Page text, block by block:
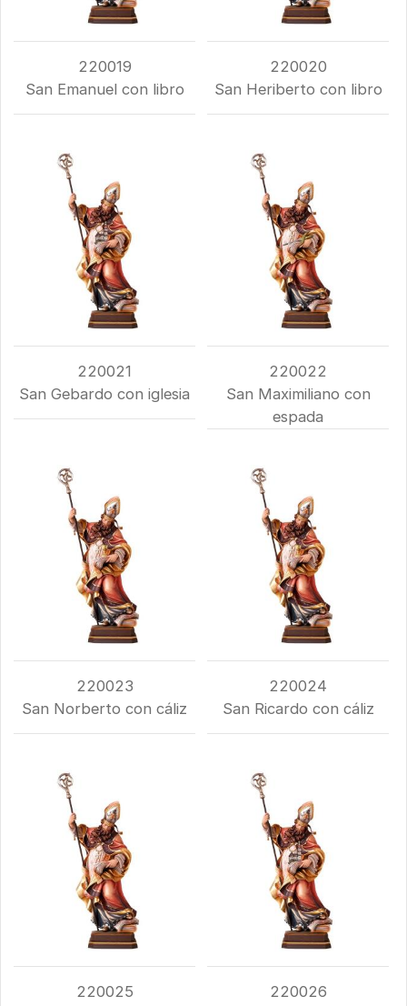
220019
San Emanuel con libro
220020
San Heriberto con libro
220021
San Gebardo con iglesia
220022
San Maximiliano con
espada
220023
San Norberto con cáliz
220024
San Ricardo con cáliz
220025
220026